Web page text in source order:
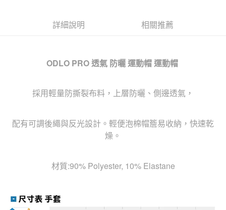
詳細說明 相關推薦
ODLO PRO 透氣 防曬 運動帽 運動帽
採用輕量防撕裂布料，上層防曬、側邊透氣，
配有可調後繩與反光設計。輕便泡棉帽簷易收納，快速乾
燥。
材質:90% Polyester, 10% Elastane